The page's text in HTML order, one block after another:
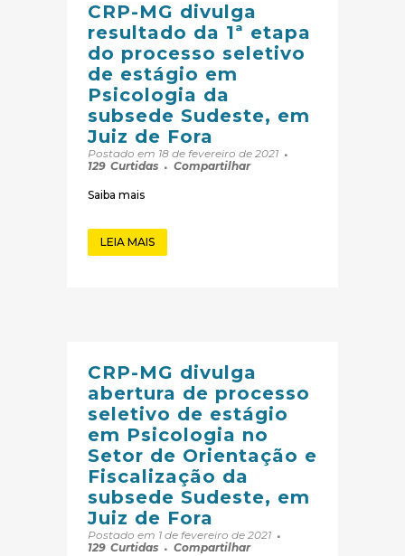
CRP-MG divulga
resultado da 1ª etapa
do processo seletivo
de estágio em
Psicologia da
subsede Sudeste, em
Juiz de Fora
Postado em 18 de fevereiro de 2021
129 Curtidas Compartilhar
Saiba mais
LEIA MAIS
CRP-MG divulga
abertura de processo
seletivo de estágio
em Psicologia no
Setor de Orientação e
Fiscalização da
subsede Sudeste, em
Juiz de Fora
Postado em 1 de fevereiro de 2021
129 Curtidas Compartilhar